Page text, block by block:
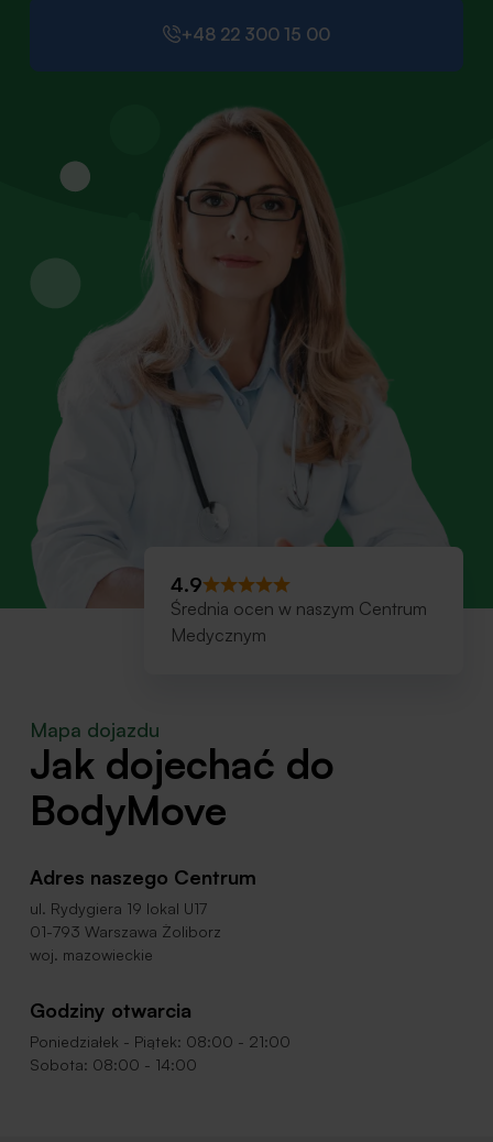
+48 22 300 15 00
4.9
Średnia ocen w naszym Centrum
Medycznym
Mapa dojazdu
Jak dojechać do
BodyMove
Adres naszego Centrum
ul. Rydygiera 19 lokal U17
01-793 Warszawa Żoliborz
woj. mazowieckie
Godziny otwarcia
Poniedziałek - Piątek: 08:00 - 21:00
Sobota: 08:00 - 14:00